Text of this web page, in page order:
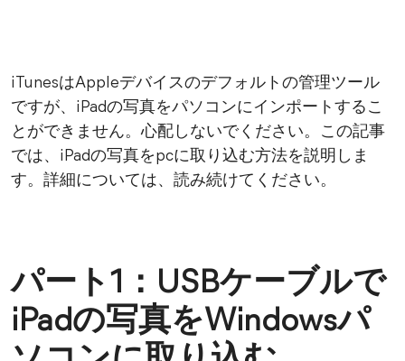
iTunesはAppleデバイスのデフォルトの管理ツール
ですが、iPadの写真をパソコンにインポートするこ
とができません。心配しないでください。この記事
では、iPadの写真をpcに取り込む方法を説明しま
す。詳細については、読み続けてください。
パート1：USBケーブルで
iPadの写真をWindowsパ